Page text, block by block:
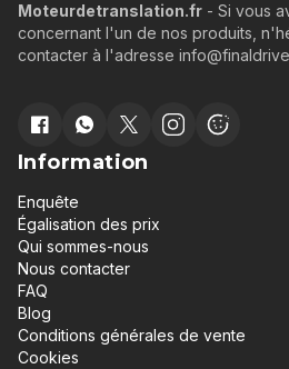
Moteurdetranslation.fr - Si vous
concernant l'un de nos produits,
contacter à l'adresse
Information
Enquête
Égalisation des prix
Qui sommes-nous
Nous contacter
FAQ
Blog
Conditions générales de vente
Cookies